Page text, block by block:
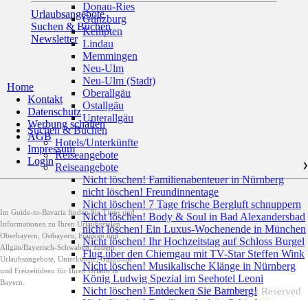
Urlaubsangebote
Suchen & Buchen
Newsletter
Home
Kontakt
Datenschutz
Werbung schalten
AGB
Impressum
Login
Im Guide-to-Bavaria finden Sie Tipps und
Informationen zu Ihren Urlaubszielen
Oberbayern, Ostbayern, Franken und
Allgäu/Bayerisch-Schwaben, zudem
Urlaubsangebote, Unterkünfte, Gastromie
und Freizeitideen für Ihren Urlaub in
Bayern.
Copyright 2022 | All Right Reserved
Donau-Ries
Günzburg
Kempten
Lindau
Memmingen
Neu-Ulm
Neu-Ulm (Stadt)
Oberallgäu
Ostallgäu
Unterallgäu
Suchen & Buchen
Hotels/Unterkünfte
Reiseangebote
Reiseangebote
❯
Nicht löschen! Familienabenteuer in Nürnberg
nicht löschen! Freundinnentage
Nicht löschen! 7 Tage frische Bergluft schnuppern
Nicht löschen! Body & Soul in Bad Alexandersbad
nicht löschen! Ein Luxus-Wochenende in München
Nicht löschen! Ihr Hochzeitstag auf Schloss Burgel
Flug über den Chiemgau mit TV-Star Steffen Wink
Nicht löschen! Musikalische Klänge in Nürnberg
König Ludwig Spezial im Seehotel Leoni
Nicht löschen! Entdecken Sie Bamberg!